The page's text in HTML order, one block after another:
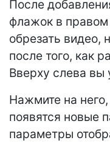
После
флажок в
обрезать видео,
после того, как
Вверху слева вы
Нажмите на
появятся новые
параметры